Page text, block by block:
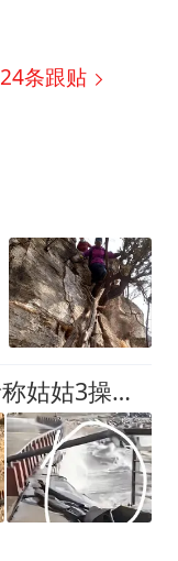
24条跟贴
温岭男孩被卷后续：目击者称姑姑3操作致命紧抓手机